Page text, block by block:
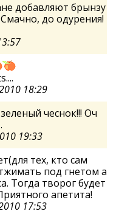
добавляют брынзу
до одурения!
18:29
чеснок!!! Оч
19:33
тех, кто сам
под гнетом а
Тогда творог будет
апетита!
17:53